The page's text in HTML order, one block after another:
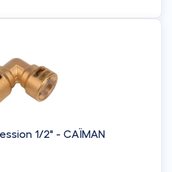
1/2" - CAÏMAN